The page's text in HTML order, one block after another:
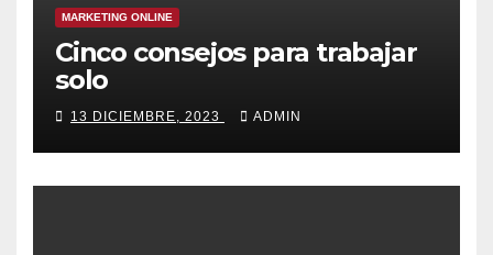
MARKETING ONLINE
Cinco consejos para trabajar
solo
13 DICIEMBRE, 2023 ADMIN